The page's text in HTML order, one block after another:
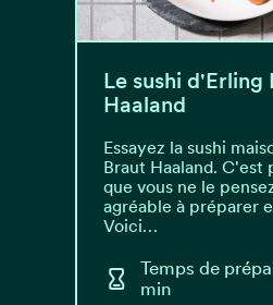
Le sushi d'Erling
Haaland
Essayez la sushi
Braut Haaland. C'est
que vous ne le
agréable à préparer
Voici…
Temps de
min